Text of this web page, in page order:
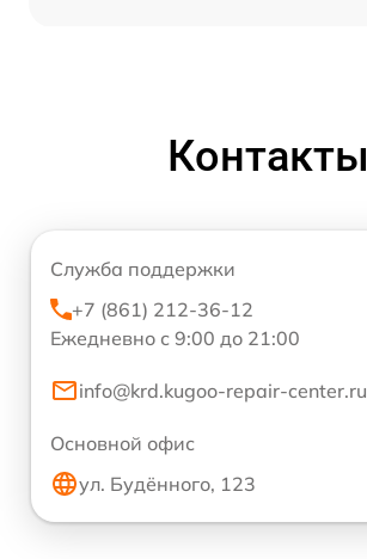
Контакты
Служба поддержки
+7 (861) 212-36-12
Ежедневно с 9:00 до 21:00
info@krd.kugoo-repair-center.ru
Основной офис
ул. Будённого, 123